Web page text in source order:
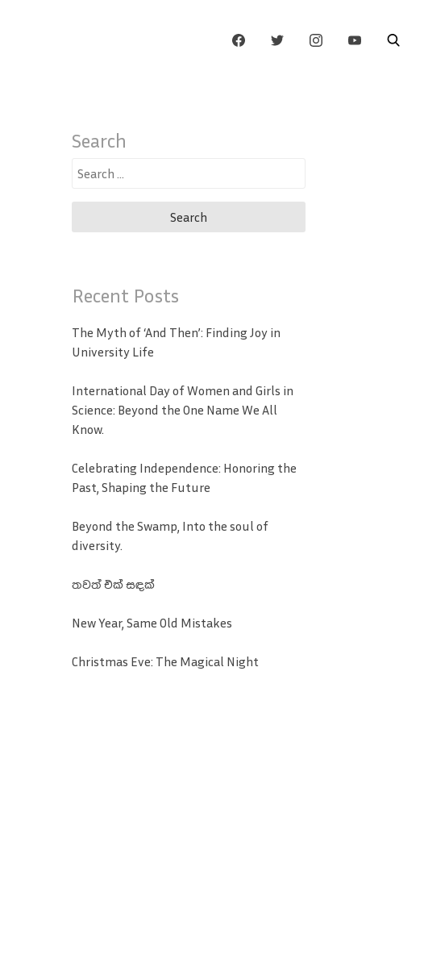
Search
Search
Recent Posts
The Myth of ‘And Then’: Finding Joy in
University Life
International Day of Women and Girls in
Science: Beyond the One Name We All
Know.
Celebrating Independence: Honoring the
Past, Shaping the Future
Beyond the Swamp, Into the soul of
diversity.
තවත් එක් සඳක්
New Year, Same Old Mistakes
Christmas Eve: The Magical Night